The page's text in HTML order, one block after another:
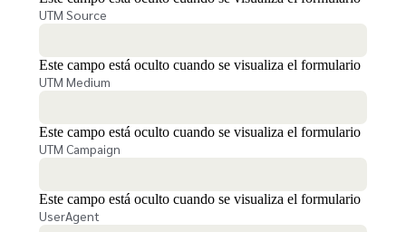
UTM Source
Este campo está oculto cuando se visualiza el formulario
UTM Medium
Este campo está oculto cuando se visualiza el formulario
UTM Campaign
Este campo está oculto cuando se visualiza el formulario
UserAgent